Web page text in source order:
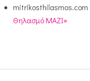
mitrikosthilasmos.com
Θηλασμό ΜΑΖΙ»